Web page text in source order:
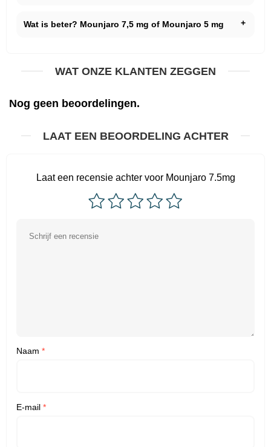
Wat is beter? Mounjaro 7,5 mg of Mounjaro 5 mg
WAT ONZE KLANTEN ZEGGEN
Nog geen beoordelingen.
LAAT EEN BEOORDELING ACHTER
Laat een recensie achter voor Mounjaro 7.5mg
Naam *
E-mail *